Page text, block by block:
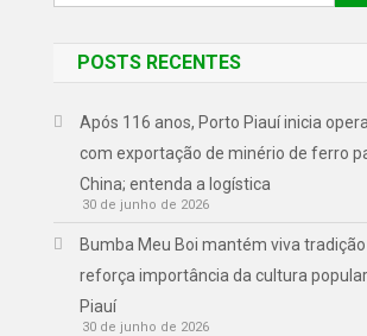
POSTS RECENTES
Após 116 anos, Porto Piauí inicia
com exportação de minério de ferro
China; entenda a logística
30 de junho de 2026
Bumba Meu Boi mantém viva tradição
reforça importância da cultura
Piauí
30 de junho de 2026